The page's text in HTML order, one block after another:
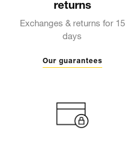
returns
Exchanges & returns for 15
days
Our guarantees